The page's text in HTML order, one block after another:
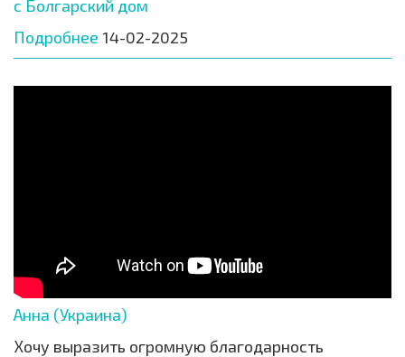
с Болгарский дом
Подробнее 14-02-2025
Анна (Украина)
Хочу выразить огромную благодарность